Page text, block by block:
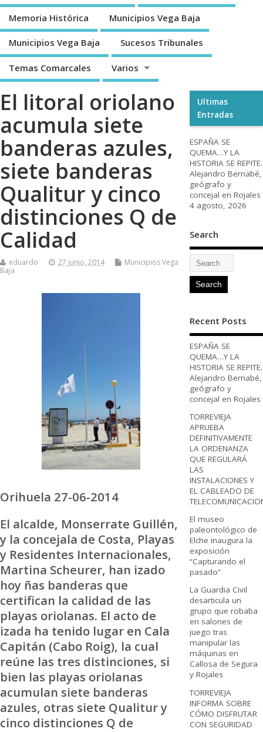
Memoria Histórica Municipios Vega Baja
Municipios Vega Baja Sucesos Tribunales
Temas Comarcales Varios
El litoral oriolano
acumula siete
banderas azules,
siete banderas
Qualitur y cinco
distinciones Q de
Calidad
eduardo 27 junio, 2014
Municipios Vega
Baja
Orihuela 27-06-2014
El alcalde, Monserrate Guillén,
y la concejala de Costa, Playas
y Residentes Internacionales,
Martina Scheurer, han izado
hoy ñas banderas que
certifican la calidad de las
playas oriolanas. El acto de
izada ha tenido lugar en Cala
Capitán (Cabo Roig), la cual
reúne las tres distinciones, si
bien las playas oriolanas
acumulan siete banderas
azules, otras siete Qualitur y
cinco distinciones Q de
Ultimas
Entradas
ESPAÑA SE
QUEMA…Y LA
HISTORIA SE REPITE.
Alejandro Bernabé,
geógrafo y
concejal en Rojales
4 agosto, 2026
Search
Recent Posts
ESPAÑA SE
QUEMA…Y LA
HISTORIA SE REPITE.
Alejandro Bernabé,
geógrafo y
concejal en Rojales
TORREVIEJA
APRUEBA
DEFINITIVAMENTE
LA ORDENANZA
QUE REGULARÁ
LAS
INSTALACIONES Y
EL CABLEADO DE
El museo
paleontológico de
Elche inaugura la
exposición
“Capturando el
pasado”
La Guardia Civil
desarticula un
grupo que robaba
en salones de
juego tras
manipular las
máquinas en
Callosa de Segura
y Rojales
TORREVIEJA
INFORMA SOBRE
CÓMO DISFRUTAR
CON SEGURIDAD